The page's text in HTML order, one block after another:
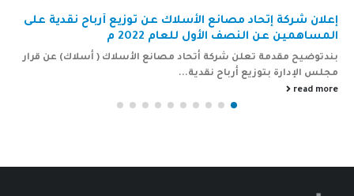
إعلان شركة إتحاد مصانع الأسلاك عن توزيع أرباح نقدية على
المساهمين عن النصف الأول للعام 2022 م
بندتوضيح مقدمة تعلن شركة أتحاد مصانع الأسلاك ( أسلاك) عن قرار
مجلس الإدارة بتوزيع أرباح نقدية...
read more